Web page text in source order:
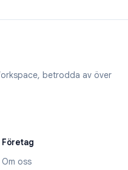
betrodda av över
Företag
Om oss